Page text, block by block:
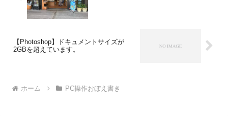
【Photoshop】ドキュメントサイズが
2GBを超えています。
ホーム PC操作おぼえ書き